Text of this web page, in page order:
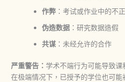
作弊：考试或作业中的不
伪造数据：研究数据造假
共谋：未经允许的合作
严重警告： 学术不端行为可能导致课
在极端情况下，已授予的学位也可能